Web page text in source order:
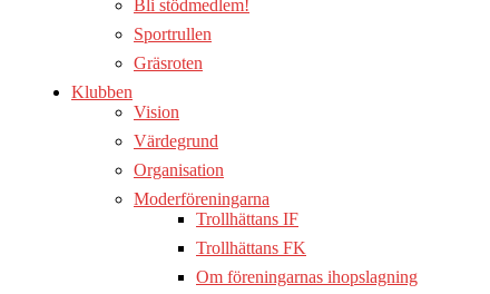
Bli stödmedlem!
Sportrullen
Gräsroten
Klubben
Vision
Värdegrund
Organisation
Moderföreningarna
Trollhättans IF
Trollhättans FK
Om föreningarnas ihopslagning